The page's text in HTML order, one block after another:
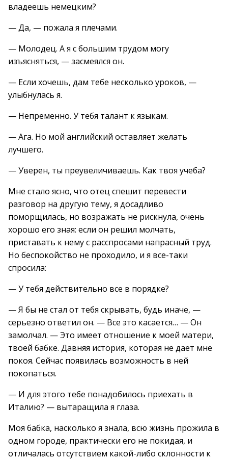
владеешь немецким?
— Да, — пожала я плечами.
— Молодец. А я с большим трудом могу
изъясняться, — засмеялся он.
— Если хочешь, дам тебе несколько уроков, —
улыбнулась я.
— Непременно. У тебя талант к языкам.
— Ага. Но мой английский оставляет желать
лучшего.
— Уверен, ты преувеличиваешь. Как твоя учеба?
Мне стало ясно, что отец спешит перевести
разговор на другую тему, я досадливо
поморщилась, но возражать не рискнула, очень
хорошо его зная: если он решил молчать,
приставать к нему с расспросами напрасный труд.
Но беспокойство не проходило, и я все-таки
спросила:
— У тебя действительно все в порядке?
— Я бы не стал от тебя скрывать, будь иначе, —
серьезно ответил он. — Все это касается… — Он
замолчал. — Это имеет отношение к моей матери,
твоей бабке. Давняя история, которая не дает мне
покоя. Сейчас появилась возможность в ней
покопаться.
— И для этого тебе понадобилось приехать в
Италию? — вытаращила я глаза.
Моя бабка, насколько я знала, всю жизнь прожила в
одном городе, практически его не покидая, и
отличалась отсутствием какой-либо склонности к